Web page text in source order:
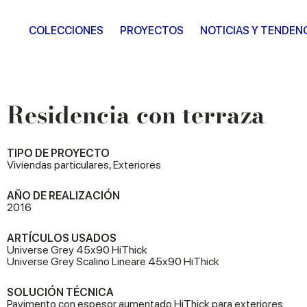
COLECCIONES PROYECTOS NOTICIAS Y
Residencia con terraza
TIPO DE PROYECTO
Viviendas particulares, Exteriores
AÑO DE REALIZACIÓN
2016
ARTÍCULOS USADOS
Universe Grey 45x90 HiThick
Universe Grey Scalino Lineare 45x90 HiThick
SOLUCIÓN TÉCNICA
Pavimento con espesor aumentado HiThick para exteriores